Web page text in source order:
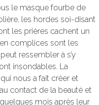
le masque fourbe de
les hordes soi-disant
les prières cachent un
complices sont les
ressembler à s’y
insondables. La
nous a fait créer et
contact de la beauté et
mois après leur